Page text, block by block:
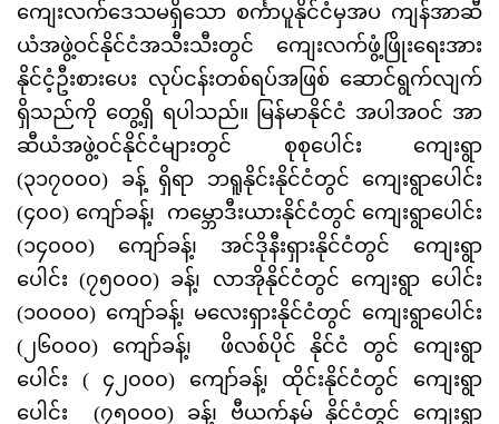
ကျေးလက်ဒေသမရှိသော စင်္ကာပူနိုင်ငံမှအပ ကျန်အာဆီ
ယံအဖွဲ့ဝင်နိုင်ငံအသီးသီးတွင် ကျေးလက်ဖွံ့ဖြိုးရေးအား
နိုင်ငံ့ဦးစားပေး လုပ်ငန်းတစ်ရပ်အဖြစ် ဆောင်ရွက်လျက်
ရှိသည်ကို တွေ့ရှိ ရပါသည်။ မြန်မာနိုင်ငံ အပါအဝင် အာ
ဆီယံအဖွဲ့ဝင်နိုင်ငံများတွင် စုစုပေါင်း ကျေးရွာ
(၃၁၇၀၀၀) ခန့် ရှိရာ ဘရူနိုင်းနိုင်ငံတွင် ကျေးရွာပေါင်း
(၄၀၀) ကျော်ခန့်၊ ကမ္ဘောဒီးယားနိုင်ငံတွင် ကျေးရွာပေါင်း
(၁၄၀၀၀) ကျော်ခန့်၊ အင်ဒိုနီးရှားနိုင်ငံတွင် ကျေးရွာ
ပေါင်း (၇၅၀၀၀) ခန့်၊ လာအိုနိုင်ငံတွင် ကျေးရွာ ပေါင်း
(၁၀၀၀၀) ကျော်ခန့်၊ မလေးရှားနိုင်ငံတွင် ကျေးရွာပေါင်း
(၂၆၀၀၀) ကျော်ခန့်၊ ဖိလစ်ပိုင် နိုင်ငံ တွင် ကျေးရွာ
ပေါင်း ( ၄၂၀၀၀) ကျော်ခန့်၊ ထိုင်းနိုင်ငံတွင် ကျေးရွာ
ပေါင်း (၇၅၀၀၀) ခန့်၊ ဗီယက်နမ် နိုင်ငံတွင် ကျေးရွာ